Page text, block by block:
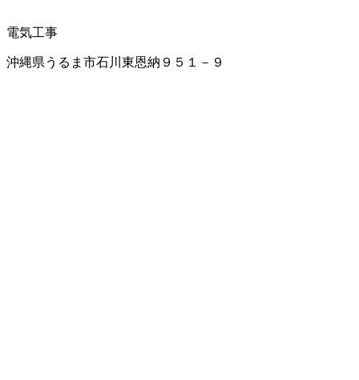
電気工事
沖縄県うるま市石川東恩納９５１－９